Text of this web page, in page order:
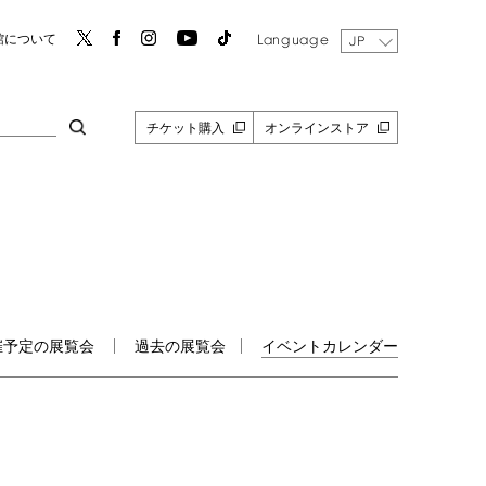
について Language JP
チケット購入 オンラインストア
予定の展覧会 過去の展覧会 イベントカレンダー